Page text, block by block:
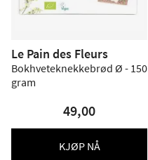
Le Pain des Fleurs
Bokhveteknekkebrød Ø - 150
gram
49,00
KJØP NÅ